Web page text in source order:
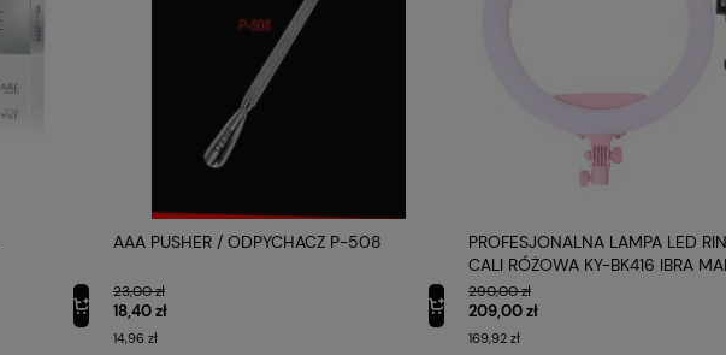
AAA PUSHER / ODPYCHACZ P-508
23,00 zł
18,40 zł
14,96 zł
PROFESJONALNA LAMPA LED
CALI RÓŻOWA KY-BK416 IBRA
290,00 zł
209,00 zł
169,92 zł